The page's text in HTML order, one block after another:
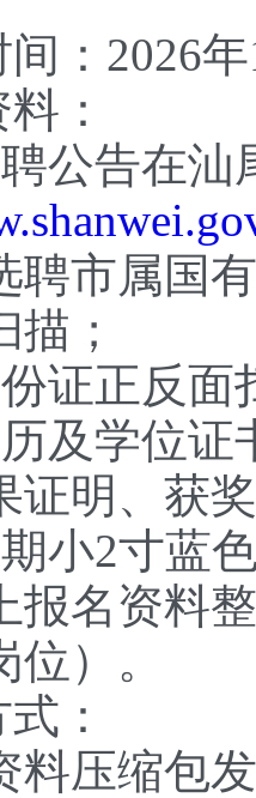
2026年
：
告在汕
聘市属国
；
正反面
学位证
证明、获
2寸蓝色
名资料整
）。
：
压缩包发